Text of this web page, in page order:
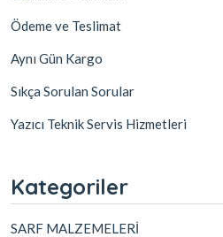
Ödeme ve Teslimat
Aynı Gün Kargo
Sıkça Sorulan Sorular
Yazıcı Teknik Servis Hizmetleri
Kategoriler
SARF MALZEMELERİ